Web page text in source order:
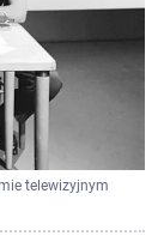
telewizyjnym